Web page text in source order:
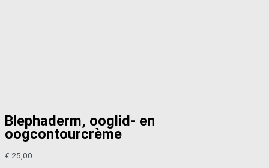
Blephaderm, ooglid- en
oogcontourcrème
€ 25,00